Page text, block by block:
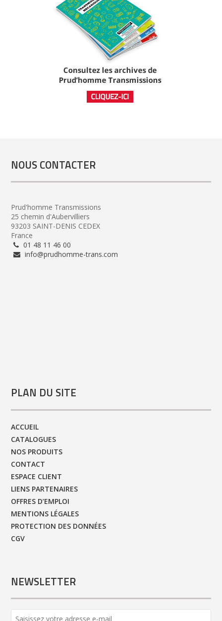
NOUS CONTACTER
Prud'homme Transmissions
25 chemin d'Aubervilliers
93203 SAINT-DENIS CEDEX
France
01 48 11 46 00
info@prudhomme-trans.com
PLAN DU SITE
ACCUEIL
CATALOGUES
NOS PRODUITS
CONTACT
ESPACE CLIENT
LIENS PARTENAIRES
OFFRES D’EMPLOI
MENTIONS LÉGALES
PROTECTION DES DONNÉES
CGV
NEWSLETTER